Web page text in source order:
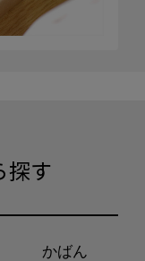
探す
かばん